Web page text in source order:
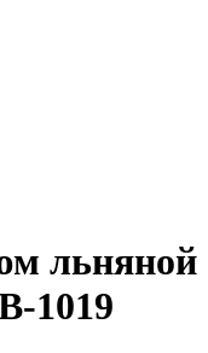
льняной
1019